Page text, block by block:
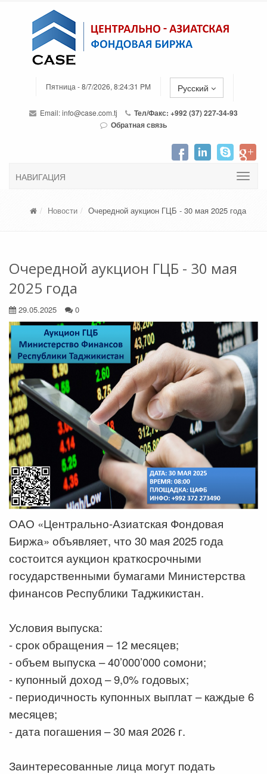
Пятница - 8/7/2026, 8:24:31 PM Русский
Email:info@case.com.tj
Тел/Факс: +992 (37) 227-34-93
Обратная связь
НАВИГАЦИЯ
Новости Очередной аукцион ГЦБ - 30 мая 2025 года
Очередной аукцион ГЦБ - 30 мая
2025 года
29.05.2025 0
ОАО «Центрально-Азиатская Фондовая
Биржа» объявляет, что 30 мая 2025 года
состоится аукцион краткосрочными
государственными бумагами Министерства
финансов Республики Таджикистан.
Условия выпуска:
- срок обращения – 12 месяцев;
- объем выпуска – 40’000’000 сомони;
- купонный доход – 9,0% годовых;
- периодичность купонных выплат – каждые 6
месяцев;
- дата погашения – 30 мая 2026 г.
Заинтересованные лица могут подать